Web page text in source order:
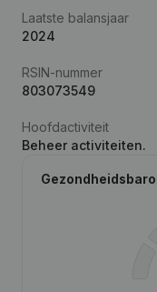
Laatste balansjaar
2024
RSIN-nummer
803073549
Hoofdactiviteit
Beheer activiteiten.